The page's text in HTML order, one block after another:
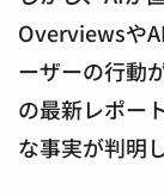
Overviewsや
ーザーの行動
の最新レポー
な事実が判明